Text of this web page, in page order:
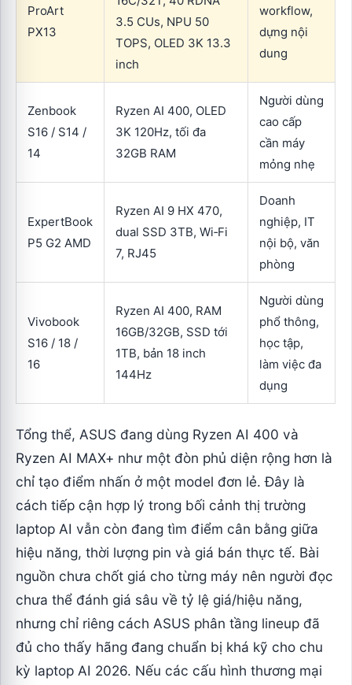
ProArt
PX13
3.5 CUs, NPU 50
TOPS, OLED 3K 13.3
inch
workflow,
dựng nội
dung
Zenbook
S16 / S14 /
14
Ryzen AI 400, OLED
3K 120Hz, tối đa
32GB RAM
Người dùng
cao cấp
cần máy
mỏng nhẹ
ExpertBook
P5 G2 AMD
Ryzen AI 9 HX 470,
dual SSD 3TB, Wi‑Fi
7, RJ45
Doanh
nghiệp, IT
nội bộ, văn
phòng
Vivobook
S16 / 18 /
16
Ryzen AI 400, RAM
16GB/32GB, SSD tới
1TB, bản 18 inch
144Hz
Người dùng
phổ thông,
học tập,
làm việc đa
dụng
Tổng thể, ASUS đang dùng Ryzen AI 400 và
Ryzen AI MAX+ như một đòn phủ diện rộng hơn là
chỉ tạo điểm nhấn ở một model đơn lẻ. Đây là
cách tiếp cận hợp lý trong bối cảnh thị trường
laptop AI vẫn còn đang tìm điểm cân bằng giữa
hiệu năng, thời lượng pin và giá bán thực tế. Bài
nguồn chưa chốt giá cho từng máy nên người đọc
chưa thể đánh giá sâu về tỷ lệ giá/hiệu năng,
nhưng chỉ riêng cách ASUS phân tầng lineup đã
đủ cho thấy hãng đang chuẩn bị khá kỹ cho chu
kỳ laptop AI 2026. Nếu các cấu hình thương mại